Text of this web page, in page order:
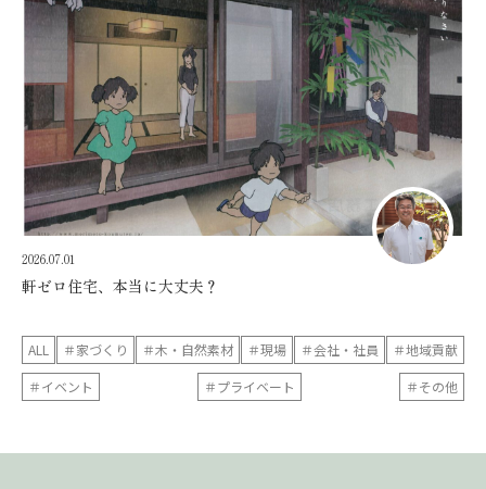
2026.07.01
軒ゼロ住宅、本当に大丈夫？
ALL ＃家づくり ＃木・自然素材 ＃現場 ＃会社・社員
＃地域貢献
＃イベント
＃プライベート ＃その他